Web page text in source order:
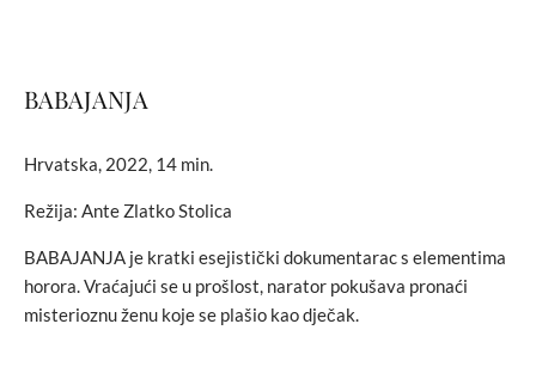
BABAJANJA
Hrvatska, 2022, 14 min.
Režija: Ante Zlatko Stolica
BABAJANJA je kratki esejistički dokumentarac s elementima
horora. Vraćajući se u prošlost, narator pokušava pronaći
misterioznu ženu koje se plašio kao dječak.